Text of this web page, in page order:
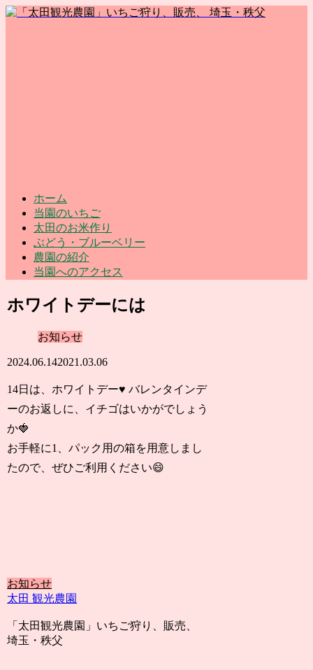
ホーム
当園のいちご
太田のお米作り
ぶどう・ブルーベリー
農園の紹介
当園へのアクセス
ホワイトデーには
お知らせ
2024.06.142021.03.06
14日は、ホワイトデー♥ バレンタインデ
ーのお返しに、イチゴはいかがでしょう
か🍓
お手軽に1、パック用の箱を用意しまし
たので、ぜひご利用ください😄
お知らせ
太田 観光農園
「太田観光農園」いちご狩り、販売、
埼玉・秩父